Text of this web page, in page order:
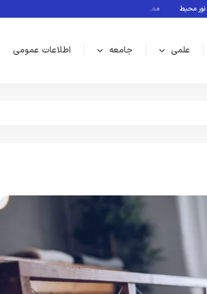
معرفی بازی های بدون نیاز به اینترنت
علمی جامعه اطلاعات عمومی